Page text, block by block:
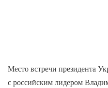
Место встречи президента
с российским лидером